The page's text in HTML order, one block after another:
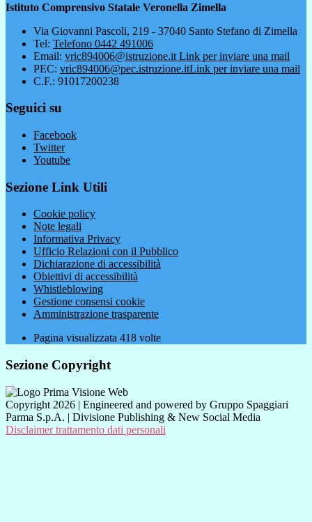
Istituto Comprensivo Statale Veronella Zimella
Via Giovanni Pascoli, 219 - 37040 Santo Stefano di Zimella
Tel: Telefono 0442 491006
Email: vric894006@istruzione.it Link per inviare una mail
PEC: vric894006@pec.istruzione.itLink per inviare una mail
C.F.: 91017200238
Seguici su
Facebook
Twitter
Youtube
Sezione Link Utili
Cookie policy
Note legali
Informativa Privacy
Ufficio Relazioni con il Pubblico
Dichiarazione di accessibilità
Obiettivi di accessibilità
Whistleblowing
Gestione consensi cookie
Amministrazione trasparente
Pagina visualizzata 418 volte
Sezione Copyright
Copyright 2026 | Engineered and powered by Gruppo Spaggiari
Parma S.p.A. | Divisione Publishing & New Social Media
Disclaimer trattamento dati personali